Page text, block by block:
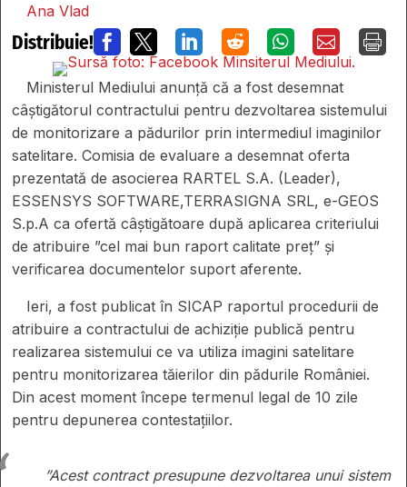
Ana Vlad
Distribuie!       
Ministerul Mediului anunță că a fost desemnat
câștigătorul contractului pentru dezvoltarea sistemului
de monitorizare a pădurilor prin intermediul imaginilor
satelitare. Comisia de evaluare a desemnat oferta
prezentată de asocierea RARTEL S.A. (Leader),
ESSENSYS SOFTWARE,TERRASIGNA SRL, e-GEOS
S.p.A ca ofertă câștigătoare după aplicarea criteriului
de atribuire ”cel mai bun raport calitate preț” și
verificarea documentelor suport aferente.
Ieri, a fost publicat în SICAP raportul procedurii de
atribuire a contractului de achiziție publică pentru
realizarea sistemului ce va utiliza imagini satelitare
pentru monitorizarea tăierilor din pădurile României.
Din acest moment începe termenul legal de 10 zile
pentru depunerea contestațiilor.
”Acest contract presupune dezvoltarea unui sistem